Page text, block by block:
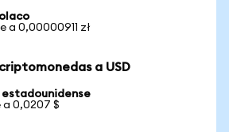
a 0,00000911 zł
a USD
estadounidense
a 0,0207 $